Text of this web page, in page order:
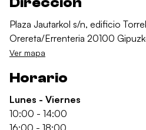
Plaza Jautarkol s/n, edificio
Orereta/Errenteria 20100
Ver mapa
Horario
Lunes - Viernes
10:00 - 14:00
16:00 - 18:00